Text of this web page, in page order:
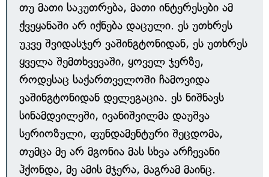
თუ მათი საკუთრება, მათი ინტერესები ამ
ქვეყანაში არ იქნება დაცული. ეს უთხრეს
უკვე შვიდასჯერ ვაშინგტონიდან, ეს უთხრეს
ყველა შემთხვევაში, ყოველ ჯერზე,
როდესაც საქართველოში ჩამოვიდა
ვაშინგტონიდან დელეგაცია. ეს ნიშნავს
სინამდვილეში, ივანიშვილმა დაუშვა
სერიოზული, ფუნდამენტური შეცდომა,
თუმცა მე არ მგონია მას სხვა არჩევანი
ჰქონდა, მე ამის მჯერა, მაგრამ მაინც.